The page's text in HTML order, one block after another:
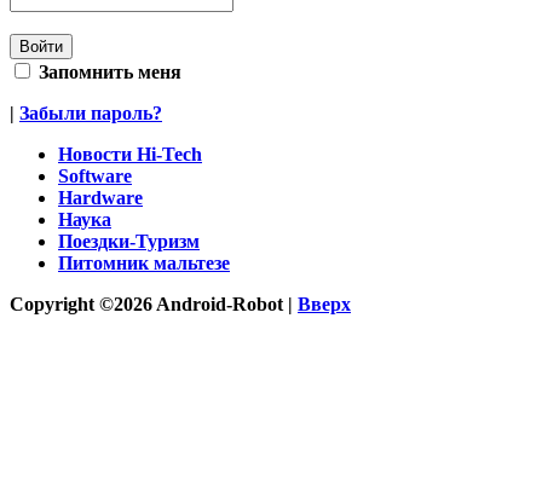
Запомнить меня
| Забыли пароль?
Новости Hi-Tech
Software
Hardware
Наука
Поездки-Туризм
Питомник мальтезе
Copyright ©2026 Android-Robot | Вверх